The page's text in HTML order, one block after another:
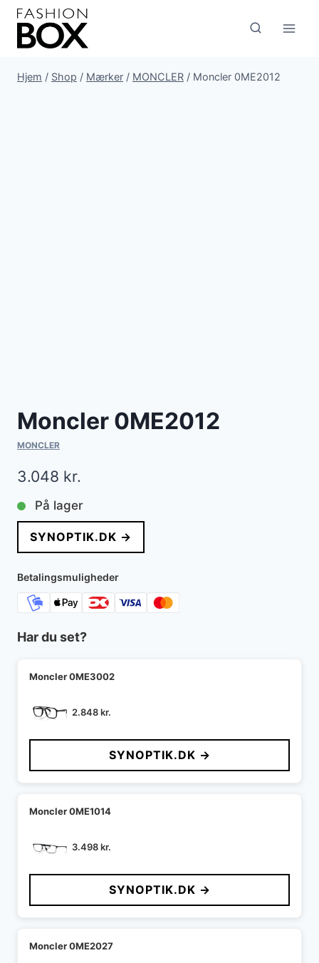
Fortsæt
indhold
Hjem / Shop / Mærker / MONCLER / Moncler 0ME2012
Moncler 0ME2012
MONCLER
3.048 kr.
På lager
SYNOPTIK.DK →
Betalingsmuligheder
Har du set?
Moncler 0ME3002
2.848kr.
SYNOPTIK.DK →
Moncler 0ME1014
3.498kr.
SYNOPTIK.DK →
Moncler 0ME2027